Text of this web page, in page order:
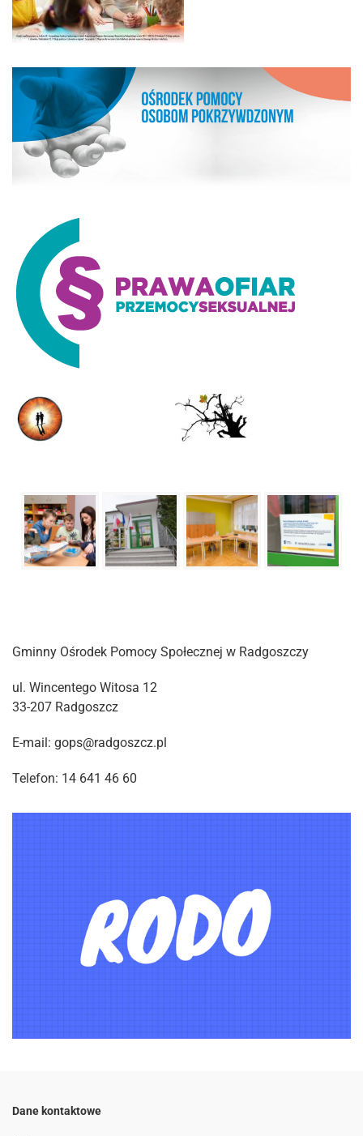
Gminny Ośrodek Pomocy Społecznej w Radgoszczy
ul. Wincentego Witosa 12
33-207 Radgoszcz
E-mail: gops@radgoszcz.pl
Telefon: 14 641 46 60
Dane kontaktowe